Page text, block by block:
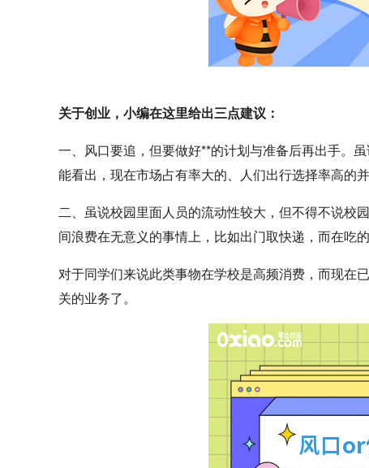
关于创业，小编在这里给出三点建议：
一、风口要追，但要做好**的计划与准备后再出手。
能看出，现在市场占有率大的、人们出行选择率高的并
二、虽说校园里面人员的流动性较大，但不得不说校
间浪费在无意义的事情上，比如出门取快递，而在吃
对于同学们来说此类事物在学校是高频消费，而现在
关的业务了。